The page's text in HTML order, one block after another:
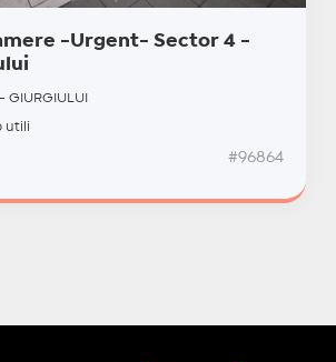
-Urgent- Sector 4 -
utili
#96864